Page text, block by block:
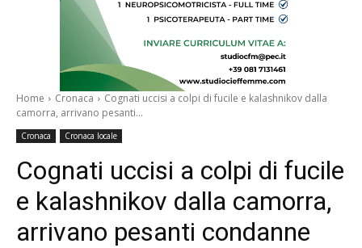
Home Cronaca
Cognati uccisi a colpi di fucile e kalashnikov dalla
camorra, arrivano pesanti...
Cronaca Cronaca locale
Cognati uccisi a colpi di fucile
e kalashnikov dalla camorra,
arrivano pesanti condanne